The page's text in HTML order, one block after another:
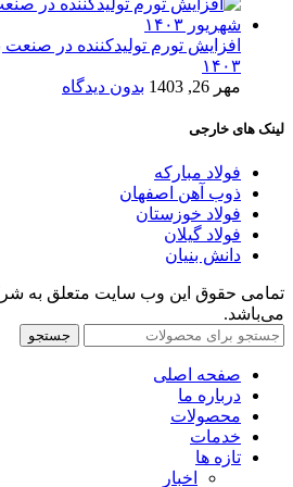
۱۴۰۳
مهر 26, 1403
بدون دیدگاه
لینک های خارجی
فولاد مبارکه
ذوب آهن اصفهان
فولاد خوزستان
فولاد گیلان
دانش بنیان
تمامی حقوق این وب سایت متعلق به
می‌باشد.
جستجو
صفحه اصلی
درباره ما
محصولات
خدمات
تازه ها
اخبار